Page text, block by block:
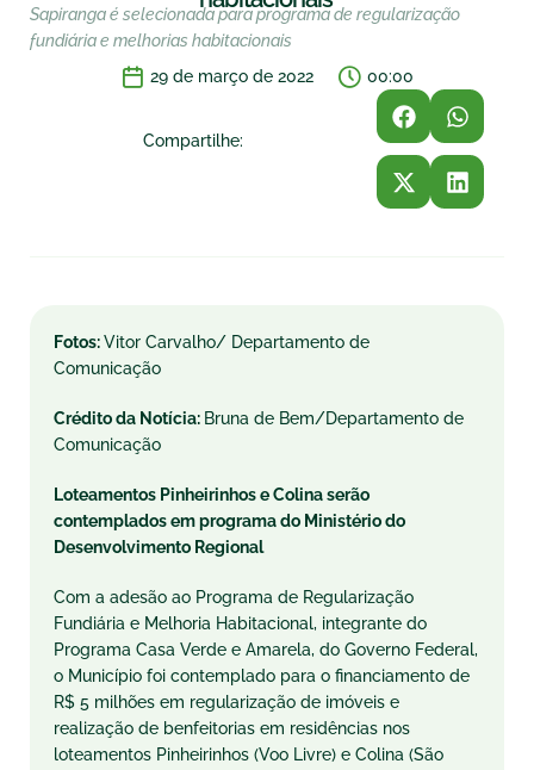
Sapiranga é selecionada para programa de regularização
fundiária e melhorias habitacionais
29 de março de 2022
00:00
Compartilhe:
Fotos:Vitor Carvalho/ Departamento de
Comunicação
Crédito da Notícia: Bruna de Bem/Departamento de
Comunicação
Loteamentos Pinheirinhos e Colina serão
contemplados em programa do Ministério do
Desenvolvimento Regional
Com a adesão ao Programa de Regularização
Fundiária e Melhoria Habitacional, integrante do
Programa Casa Verde e Amarela, do Governo Federal,
o Município foi contemplado para o financiamento de
R$ 5 milhões em regularização de imóveis e
realização de benfeitorias em residências nos
loteamentos Pinheirinhos (Voo Livre) e Colina (São